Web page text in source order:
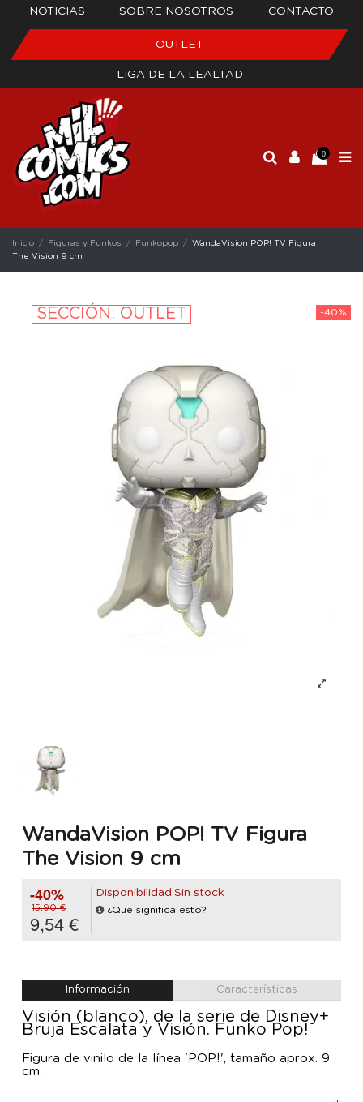
NOTICIAS SOBRE NOSOTROS CONTACTO
OUTLET
LIGA DE LA LEALTAD
0
Inicio Figuras y Funkos Funkopop
WandaVision POP! TV Figura
The Vision 9 cm
-40%
SECCIÓN: OUTLET
WandaVision POP! TV Figura
The Vision 9 cm
-40%
15,90 €
9,54 €
Disponibilidad:Sin stock
¿Qué significa esto?
Información Características
Visión (blanco), de la serie de Disney+
Bruja Escalata y Visión. Funko Pop!
Figura de vinilo de la línea 'POP!', tamaño aprox. 9
cm.